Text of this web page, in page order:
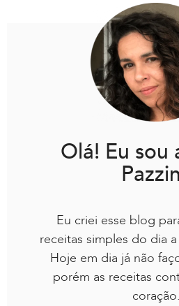
Olá! Eu sou
Eu criei esse blog
receitas simples do dia
Hoje em dia já não
porém as receitas
coração.